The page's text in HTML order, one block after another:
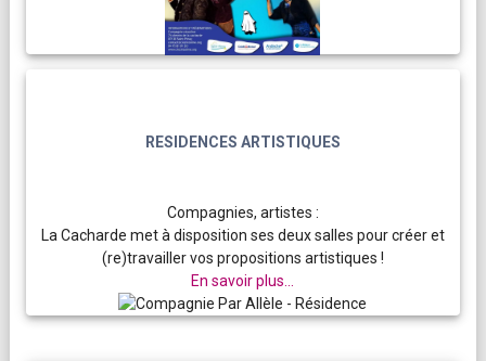
RESIDENCES ARTISTIQUES
Compagnies, artistes :
La Cacharde met à disposition ses deux salles pour créer et
(re)travailler vos propositions artistiques !
En savoir plus...